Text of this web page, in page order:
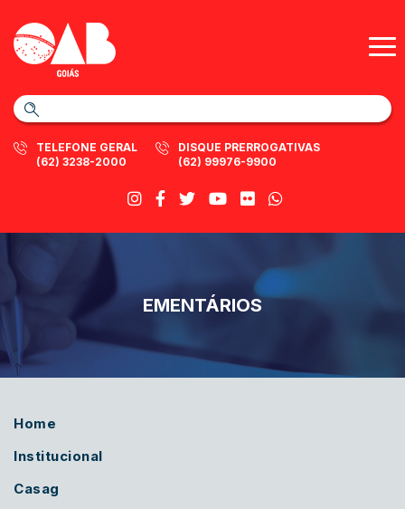
TELEFONE GERAL
(62) 3238-2000
DISQUE PRERROGATIVAS
(62) 99976-9900
EMENTÁRIOS
Home
Institucional
Casag